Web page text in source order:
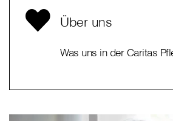
Über uns
Was uns in der Caritas